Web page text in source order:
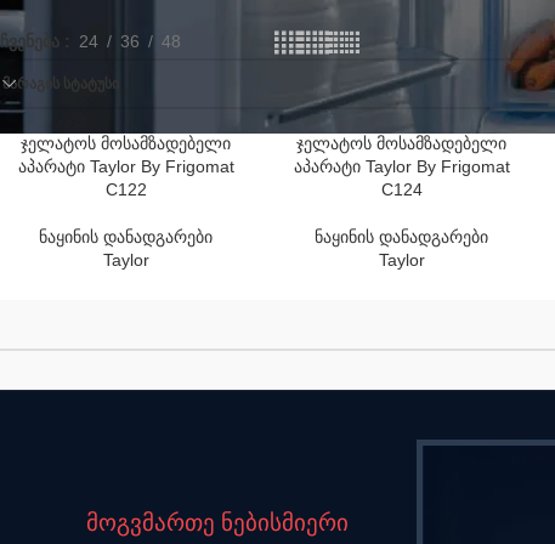
ჩვენება 24 36 48
ᲛᲐᲠᲐᲒᲘᲡ ᲡᲢᲐᲢᲣᲡᲘ
ჯელატოს მოსამზადებელი
აპარატი Taylor By Frigomat
C122
ნაყინის დანადგარები
Taylor
ჯელატოს მოსამზადებელი
აპარატი Taylor By Frigomat
C124
ნაყინის დანადგარები
Taylor
მოგვმართე ნებისმიერი